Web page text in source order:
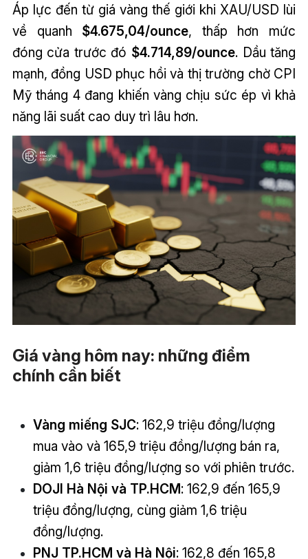
Áp lực đến từ giá vàng thế giới khi XAU/USD lùi
về quanh $4.675,04/ounce, thấp hơn mức
đóng cửa trước đó $4.714,89/ounce. Dầu tăng
mạnh, đồng USD phục hồi và thị trường chờ CPI
Mỹ tháng 4 đang khiến vàng chịu sức ép vì khả
năng lãi suất cao duy trì lâu hơn.
Giá vàng hôm nay: những điểm
chính cần biết
Vàng miếng SJC: 162,9 triệu đồng/lượng
mua vào và 165,9 triệu đồng/lượng bán ra,
giảm 1,6 triệu đồng/lượng so với phiên trước.
DOJI Hà Nội và TP.HCM: 162,9 đến 165,9
triệu đồng/lượng, cùng giảm 1,6 triệu
đồng/lượng.
PNJ TP.HCM và Hà Nội: 162,8 đến 165,8